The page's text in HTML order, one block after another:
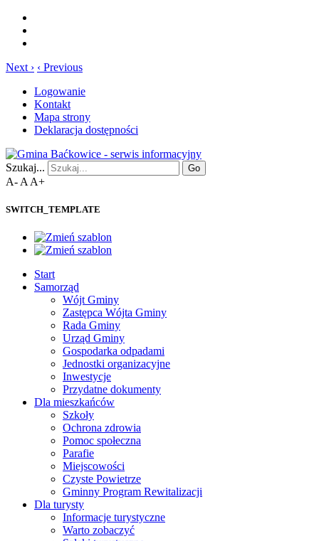
Next › ‹ Previous
Logowanie
Kontakt
Mapa strony
Deklaracja dostępności
Szukaj... Go
A- A A+
SWITCH_TEMPLATE
Start
Samorząd
Wójt Gminy
Zastępca Wójta Gminy
Rada Gminy
Urząd Gminy
Gospodarka odpadami
Jednostki organizacyjne
Inwestycje
Przydatne dokumenty
Dla mieszkańców
Szkoły
Ochrona zdrowia
Pomoc społeczna
Parafie
Miejscowości
Czyste Powietrze
Gminny Program Rewitalizacji
Dla turysty
Informacje turystyczne
Warto zobaczyć